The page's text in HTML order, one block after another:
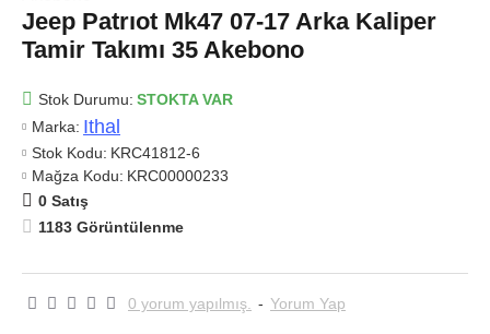
Jeep Patrıot Mk47 07-17 Arka Kaliper
Tamir Takımı 35 Akebono
Stok Durumu: STOKTA VAR
Marka: Ithal
Stok Kodu: KRC41812-6
Mağza Kodu: KRC00000233
0 Satış
1183 Görüntülenme
0 yorum yapılmış. - Yorum Yap